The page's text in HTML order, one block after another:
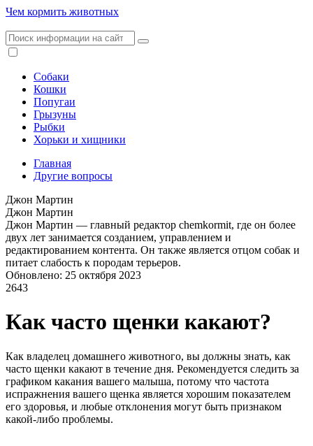
Чем кормить животных
Собаки
Кошки
Попугаи
Грызуны
Рыбки
Хорьки и хищники
Главная
Другие вопросы
Джон Мартин
Джон Мартин
Джон Мартин — главный редактор chemkormit, где он более
двух лет занимается созданием, управлением и
редактированием контента. Он также является отцом собак и
питает слабость к породам терьеров.
Обновлено: 25 октября 2023
2643
Как часто щенки какают?
Как владелец домашнего животного, вы должны знать, как
часто щенки какают в течение дня. Рекомендуется следить за
графиком какания вашего малыша, потому что частота
испражнения вашего щенка является хорошим показателем
его здоровья, и любые отклонения могут быть признаком
какой-либо проблемы.